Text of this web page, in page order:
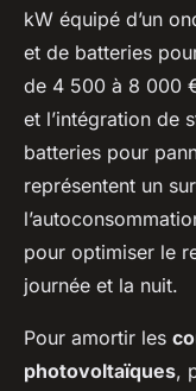
kW équipé d’un
et de batteries
de 4 500 à 8 000
et l’intégration de
batteries pour
représentent un
pour optimiser le
journée et la nuit.
Pour amortir les
photovoltaïques,